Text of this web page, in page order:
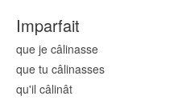
Imparfait
que je câlinasse
que tu câlinasses
qu'il câlinât